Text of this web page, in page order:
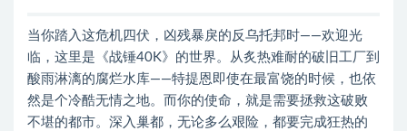
当你踏入这危机四伏，凶残暴戾的反乌托邦时——欢迎光
临，这里是《战锤40K》的世界。从炙热难耐的破旧工厂到
酸雨淋漓的腐烂水库——特提恩即使在最富饶的时候，也依
然是个冷酷无情之地。而你的使命，就是需要拯救这破败
不堪的都市。深入巢都，无论多么艰险，都要完成狂热的